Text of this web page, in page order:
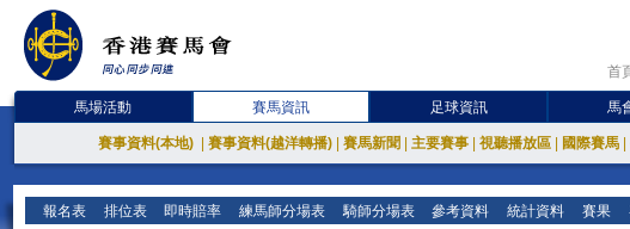
首
馬場活動 賽馬資訊 足球資訊 馬
賽事資料(本地) 賽事資料(越洋轉播) 賽馬新聞 主要賽事 視聽播放區 國際賽馬
報名表 排位表 即時賠率 練馬師分場表 騎師分場表 參考資料 統計資料 賽果